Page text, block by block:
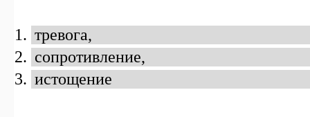
тревога,
сопротивление,
истощение